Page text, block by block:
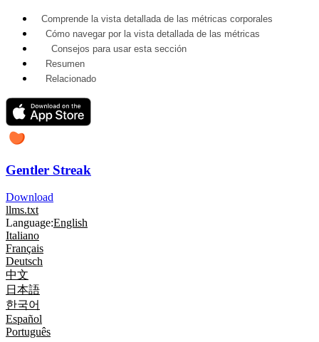
Comprende la vista detallada de las métricas corporales
Cómo navegar por la vista detallada de las métricas
Consejos para usar esta sección
Resumen
Relacionado
Gentler Streak
Download
llms.txt
Language:English
Italiano
Français
Deutsch
中文
日本語
한국어
Español
Português